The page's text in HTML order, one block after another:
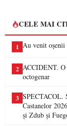
CELE MAI
1 Au venit oșenii
2 ACCIDENT. O
octogenar
3 SPECTACOL.
Castanelor
și Zdub și